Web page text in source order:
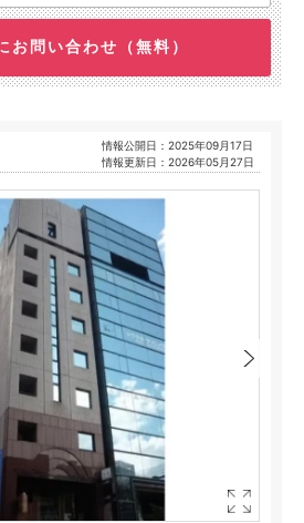
お問い合わせ（無料）
情報公開日：2025年09月17日
情報更新日：2026年05月27日